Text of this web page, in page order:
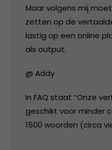
Maar volgens mij
zetten op de
lastig op een online
als output.
@ Addy
In FAQ staat “Onze
geschikt voor minder
1500 woorden (circa